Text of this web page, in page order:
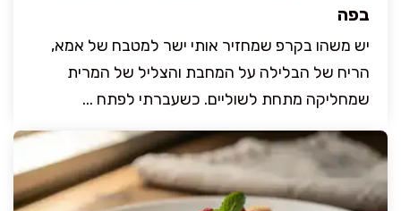
בפה
יש משהו בקרפ שמחזיר אותי ישר למטבח של אמא,
הריח של הבלילה על המחבת והצליל של המרית
שמחליקה מתחת לשוליים. כשעברתי לפתח ...